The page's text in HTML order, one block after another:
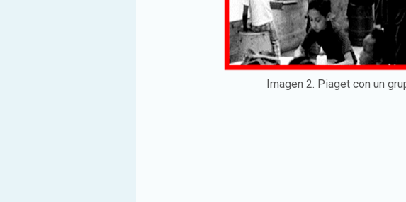
Imagen 2. Piaget con un